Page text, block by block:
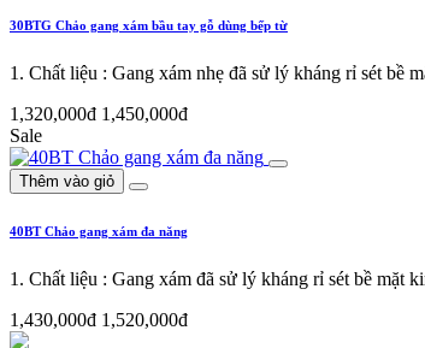
30BTG Chảo gang xám bầu tay gỗ dùng bếp từ
1. Chất liệu : Gang xám nhẹ đã sử lý kháng rỉ sét bề
1,320,000đ 1,450,000đ
Sale
Thêm vào giỏ
40BT Chảo gang xám đa năng
1. Chất liệu : Gang xám đã sử lý kháng rỉ sét bề mặt
1,430,000đ 1,520,000đ